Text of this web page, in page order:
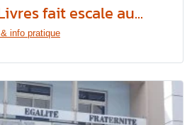
fait escale au...
info pratique